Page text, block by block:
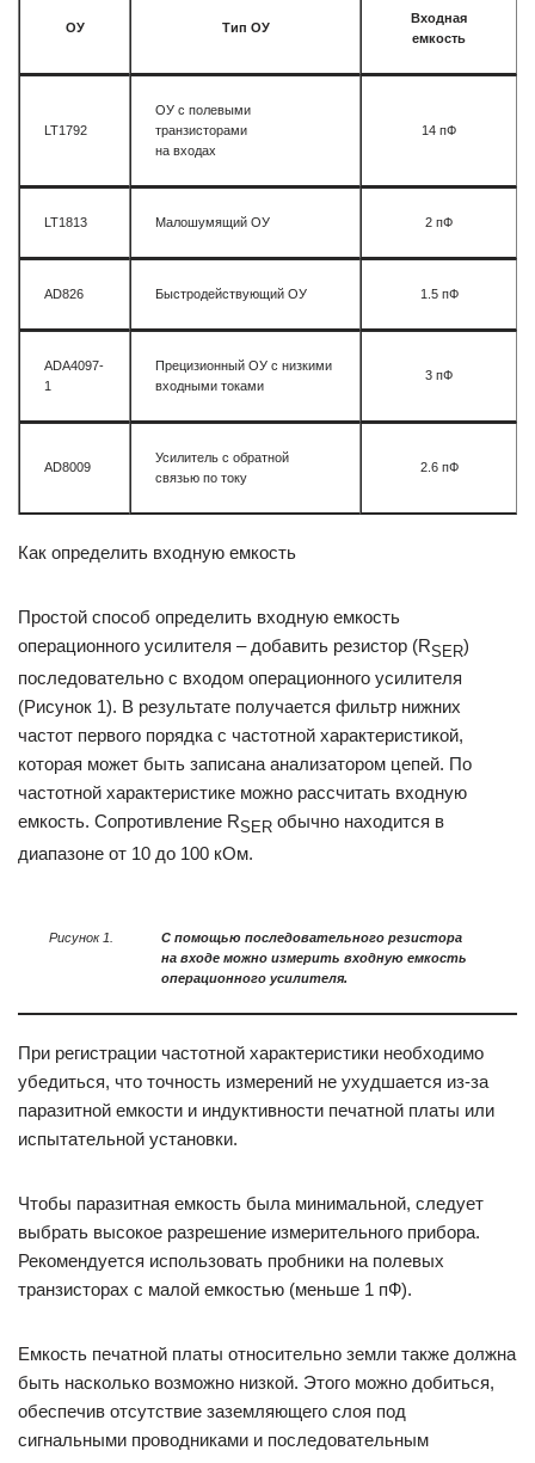
ОУ Тип ОУ
Входная
емкость
LT1792
ОУ с полевыми
транзисторами
на входах
14 пФ
LT1813 Малошумящий ОУ 2 пФ
AD826 Быстродействующий ОУ 1.5 пФ
ADA4097-
1
Прецизионный ОУ с низкими
входными токами
3 пФ
AD8009
Усилитель с обратной
связью по току
2.6 пФ
Как определить входную емкость
Простой способ определить входную емкость
операционного усилителя – добавить резистор (RSER)
последовательно с входом операционного усилителя
(Рисунок 1). В результате получается фильтр нижних
частот первого порядка с частотной характеристикой,
которая может быть записана анализатором цепей. По
частотной характеристике можно рассчитать входную
емкость. Сопротивление RSER обычно находится в
диапазоне от 10 до 100 кОм.
Рисунок 1.
С помощью последовательного резистора
на входе можно измерить входную емкость
операционного усилителя.
При регистрации частотной характеристики необходимо
убедиться, что точность измерений не ухудшается из-за
паразитной емкости и индуктивности печатной платы или
испытательной установки.
Чтобы паразитная емкость была минимальной, следует
выбрать высокое разрешение измерительного прибора.
Рекомендуется использовать пробники на полевых
транзисторах с малой емкостью (меньше 1 пФ).
Емкость печатной платы относительно земли также должна
быть насколько возможно низкой. Этого можно добиться,
обеспечив отсутствие заземляющего слоя под
сигнальными проводниками и последовательным